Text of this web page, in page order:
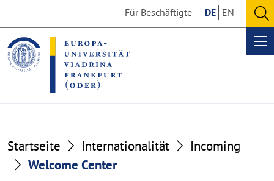
the
content
section
the
footer
section
Für Beschäftigte DE EN
Startseite Internationalität
Incoming
Welcome Center